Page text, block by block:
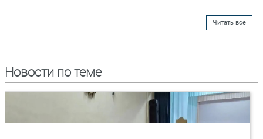
Читать все
Новости по теме